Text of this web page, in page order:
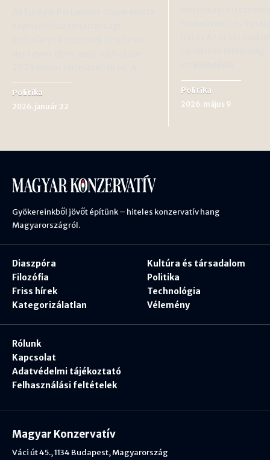
Politika
2026. január 22
Politika
2026. május 9
Gyökereinkből jövőt építünk – hiteles konzervatív hang
Magyarországról.
Diaszpóra
Filozófia
Friss hírek
Kategorizálatlan
Kultúra és társadalom
Politika
Technológia
Vélemény
Rólunk
Kapcsolat
Adatvédelmi tájékoztató
Felhasználási feltételek
Magyar Konzervatív
Váci út 45., 1134 Budapest, Magyarország